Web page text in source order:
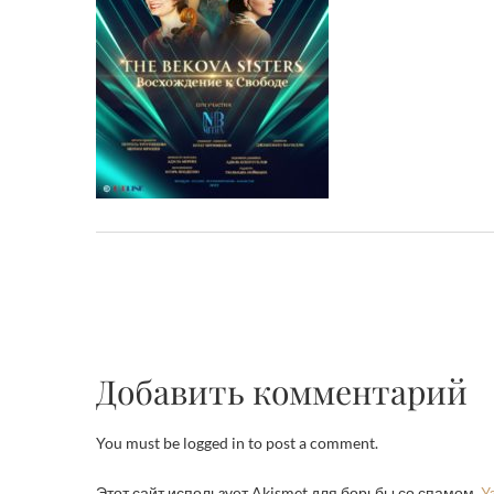
Добавить комментарий
You must be logged in to post a comment.